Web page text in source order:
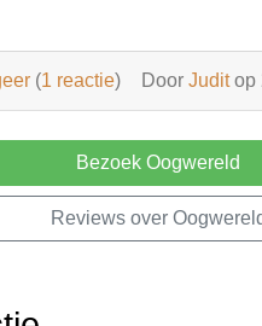
Door Juditop
(1 reactie)
Bezoek Oogwereld
Reviews over